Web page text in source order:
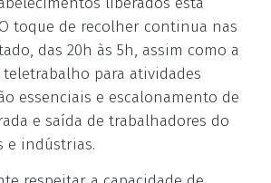
toque de recolher continua nas
das 20h às 5h, assim como a
para atividades
essenciais e escalonamento de
e saída de trabalhadores do
e indústrias.